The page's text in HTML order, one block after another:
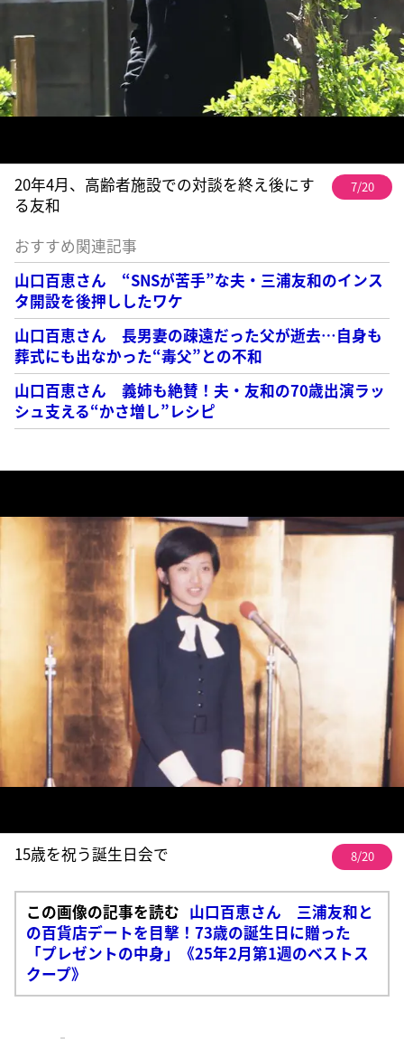
20年4月、高齢者施設での対談を終え後にす
る友和
7/20
おすすめ関連記事
山口百恵さん “SNSが苦手”な夫・三浦友和のインス
タ開設を後押ししたワケ
山口百恵さん 長男妻の疎遠だった父が逝去…自身も
葬式にも出なかった“毒父”との不和
山口百恵さん 義姉も絶賛！夫・友和の70歳出演ラッ
シュ支える“かさ増し”レシピ
15歳を祝う誕生日会で 8/20
この画像の記事を読む 山口百恵さん 三浦友和と
の百貨店デートを目撃！73歳の誕生日に贈った
「プレゼントの中身」《25年2月第1週のベストス
クープ》